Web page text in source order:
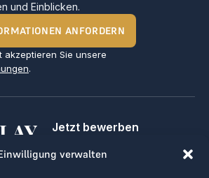
verwalten
und Einblicken.
ANFORDERN
akzeptieren Sie unsere
.
Jetzt bewerben
Kontakt